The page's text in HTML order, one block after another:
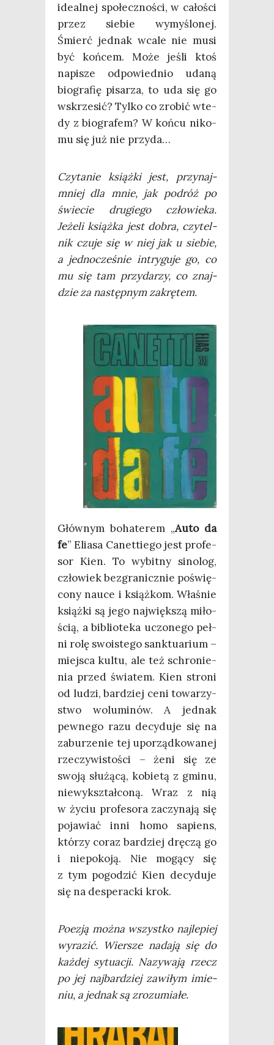
ide­al­nej spo­łecz­no­ści, w cało­ści
przez sie­bie wymy­ślo­nej.
Śmierć jed­nak wca­le nie musi
być koń­cem. Może jeśli ktoś
napi­sze odpo­wied­nio uda­ną
bio­gra­fię pisa­rza, to uda się go
wskrze­sić? Tyl­ko co zro­bić wte­
dy z bio­gra­fem? W koń­cu niko­
mu się już nie przyda…
Czy­ta­nie książ­ki jest, przy­naj­
mniej dla mnie, jak podróż po
świe­cie dru­gie­go czło­wie­ka.
Jeże­li książ­ka jest dobra, czy­tel­
nik czu­je się w niej jak u sie­bie,
a jed­no­cze­śnie intry­gu­je go, co
mu się tam przy­da­rzy, co znaj­
dzie za następ­nym zakrętem.
Głów­nym boha­te­rem „Auto da
fe” Elia­sa Canet­tie­go jest pro­fe­
sor Kien. To wybit­ny sino­log,
czło­wiek bez­gra­nicz­nie poświę­
co­ny nauce i książ­kom. Wła­śnie
książ­ki są jego naj­więk­szą miło­
ścią, a biblio­te­ka uczo­ne­go peł­
ni rolę swo­iste­go sank­tu­arium –
miej­sca kul­tu, ale też schro­nie­
nia przed świa­tem. Kien stro­ni
od ludzi, bar­dziej ceni towa­rzy­
stwo wolu­mi­nów. A jed­nak
pew­ne­go razu decy­du­je się na
zabu­rze­nie tej upo­rząd­ko­wa­nej
rze­czy­wi­sto­ści – żeni się ze
swo­ją słu­żą­cą, kobie­tą z gmi­nu,
nie­wy­kształ­co­ną. Wraz z nią
w życiu pro­fe­so­ra zaczy­na­ją się
poja­wiać inni homo sapiens,
któ­rzy coraz bar­dziej drę­czą go
i nie­po­ko­ją. Nie mogą­cy się
z tym pogo­dzić Kien decy­du­je
się na despe­rac­ki krok.
Poezją moż­na wszyst­ko naj­le­piej
wyra­zić. Wier­sze nada­ją się do
każ­dej sytu­acji. Nazy­wa­ją rzecz
po jej naj­bar­dziej zawi­łym imie­
niu, a jed­nak są zrozumiałe.